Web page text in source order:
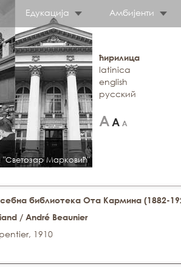
Едукација Амбијенти
"Светозар Марковић"
ћирилица
latinica
english
русский
библиотека Ота Кармина (1882-
/ André Beaunier
1910